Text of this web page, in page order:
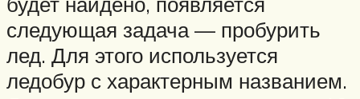
следующая задача — пробурить
лед. Для этого используется
ледобур с характерным названием.